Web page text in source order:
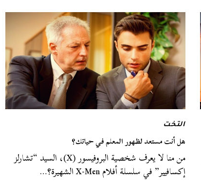
التخت
هل أنت مستعد لظهور المعلم في حياتك؟
من منا لا يعرف شخصية البروفيسور (X)، السيد “تشارلز
إكسافيير” في سلسلة أفلام X-Men الشهيرة؟…